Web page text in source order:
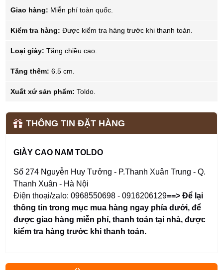
Giao hàng: Miễn phí toàn quốc.
Kiểm tra hàng: Được kiểm tra hàng trước khi thanh toán.
Loại giày: Tăng chiều cao.
Tăng thêm: 6.5 cm.
Xuất xứ sản phẩm: Toldo.
THÔNG TIN ĐẶT HÀNG
GIÀY CAO NAM TOLDO
Số 274 Nguyễn Huy Tưởng - P.Thanh Xuân Trung - Q.
Thanh Xuân - Hà Nội
Điện thoại/zalo: 0968550698 - 0916206129==> Để lại
thông tin trong mục mua hàng ngay phía dưới,để
được giao hàng miễn phí, thanh toán tại nhà, được
kiểm tra hàng trước khi thanh toán.